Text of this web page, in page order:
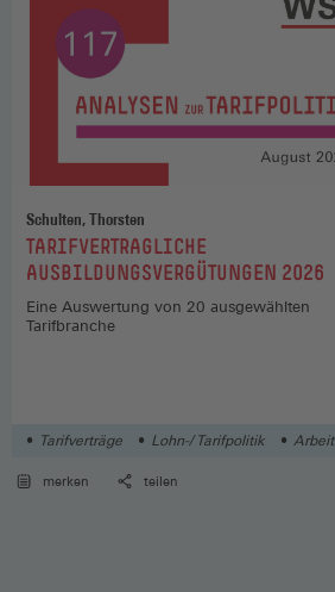
Schulten, Thorsten
:
TARIFVERTRAGLICHE
AUSBILDUNGSVERGÜTUNGEN 2026
Eine Auswertung von 20 ausgewählten
Tarifbranche
Tarifverträge Lohn-/ Tarifpolitik Arbeit
merken teilen